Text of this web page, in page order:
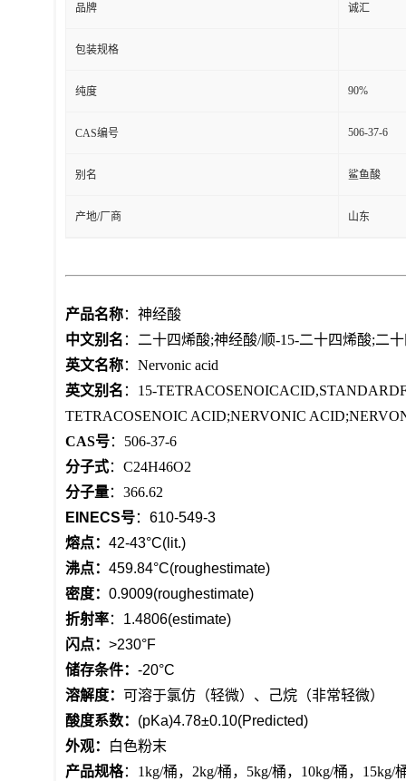
品牌 诚汇
包装规格
纯度 90%
CAS编号 506-37-6
别名 鲨鱼酸
产地/厂商 山东
产品名称：神经酸
中文别名 ：二十四烯酸;神经酸/顺-15-二十四烯酸;二
英文名称：Nervonic acid
英文别名 ：15-
TETRACOSENOIC ACID;NERVONIC
CAS号：506-37-6
分子式：C24H46O2
分子量：366.62
EINECS号：610-549-3
熔点： 42-43°C(lit.)
沸点： 459.84°C(roughestimate)
密度： 0.9009(roughestimate)
折射率：1.4806(estimate)
闪点： >230°F
储存条件： -20°C
溶解度： 可溶于氯仿（轻微）、己烷（非常轻微）
酸度系数： (pKa)4.78±0.10(Predicted)
外观：
白色粉末
产品规格：1kg/桶，2kg/桶，5kg/桶，10kg/桶，